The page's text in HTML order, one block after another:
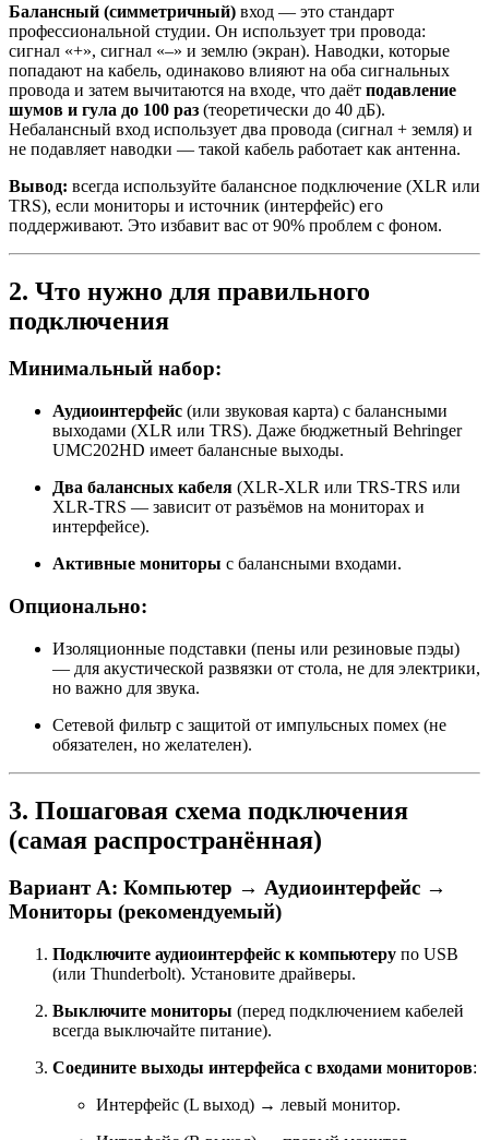
Балансный (симметричный) вход — это стандарт
профессиональной студии. Он использует три провода:
сигнал «+», сигнал «–» и землю (экран). Наводки, которые
попадают на кабель, одинаково влияют на оба сигнальных
провода и затем вычитаются на входе, что даёт подавление
шумов и гула до 100 раз (теоретически до 40 дБ).
Небалансный вход использует два провода (сигнал + земля) и
не подавляет наводки — такой кабель работает как антенна.
Вывод: всегда используйте балансное подключение (XLR или
TRS), если мониторы и источник (интерфейс) его
поддерживают. Это избавит вас от 90% проблем с фоном.
2. Что нужно для правильного
подключения
Минимальный набор:
Аудиоинтерфейс (или звуковая карта) с балансными
выходами (XLR или TRS). Даже бюджетный Behringer
UMC202HD имеет балансные выходы.
Два балансных кабеля (XLR‑XLR или TRS‑TRS или
XLR‑TRS — зависит от разъёмов на мониторах и
интерфейсе).
Активные мониторы с балансными входами.
Опционально:
Изоляционные подставки (пены или резиновые пэды)
— для акустической развязки от стола, не для электрики,
но важно для звука.
Сетевой фильтр с защитой от импульсных помех (не
обязателен, но желателен).
3. Пошаговая схема подключения
(самая распространённая)
Вариант А: Компьютер → Аудиоинтерфейс →
Мониторы (рекомендуемый)
Подключите аудиоинтерфейс к компьютеру по USB
(или Thunderbolt). Установите драйверы.
Выключите мониторы (перед подключением кабелей
всегда выключайте питание).
Соедините выходы интерфейса с входами мониторов:
Интерфейс (L выход) → левый монитор.